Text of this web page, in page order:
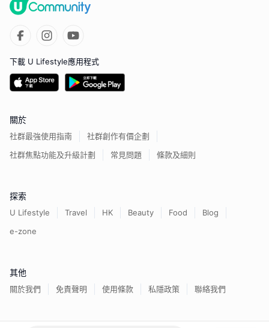
下載 U Lifestyle應用程式
關於
社群最強使用指南
社群創作有價企劃
社群焦點功能及升級計劃
常見問題 條款及細則
探索
U Lifestyle Travel HK Beauty Food
Blog
e-zone
其他
關於我們 免責聲明 使用條款 私隱政策 聯絡我們